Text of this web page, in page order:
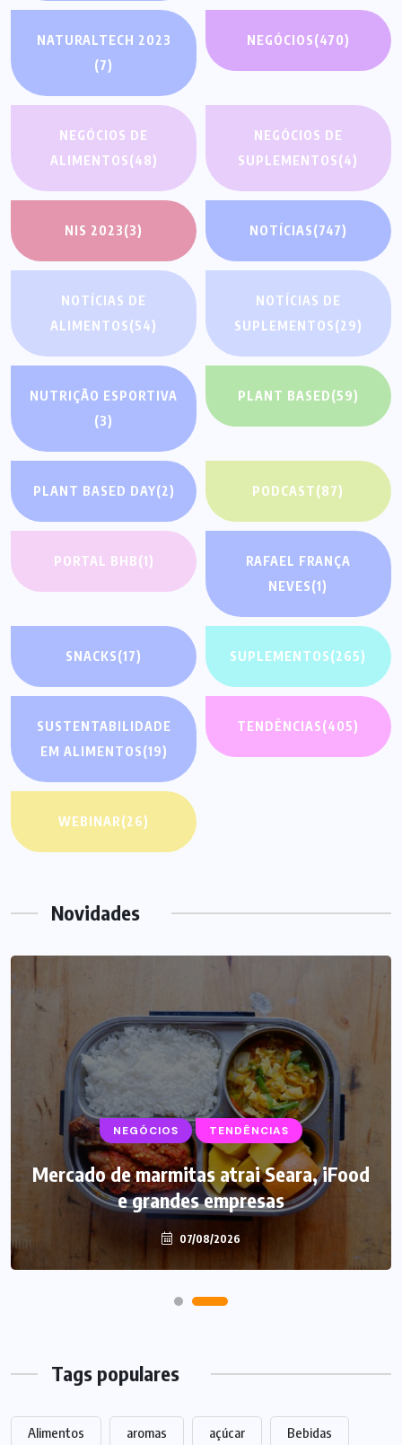
NATURALTECH 2023
(7)
NEGÓCIOS(470)
NEGÓCIOS DE
ALIMENTOS(48)
NEGÓCIOS DE
SUPLEMENTOS(4)
NIS 2023(3) NOTÍCIAS(747)
NOTÍCIAS DE
ALIMENTOS(54)
NOTÍCIAS DE
SUPLEMENTOS(29)
NUTRIÇÃO ESPORTIVA
(3)
PLANT BASED(59)
PLANT BASED DAY(2) PODCAST(87)
PORTAL BHB(1)
RAFAEL FRANÇA
NEVES(1)
SNACKS(17) SUPLEMENTOS(265)
SUSTENTABILIDADE
EM ALIMENTOS(19)
TENDÊNCIAS(405)
WEBINAR(26)
Novidades
NEGÓCIOS TENDÊNCIAS
Mercado de marmitas atrai Seara, iFood
e grandes empresas
07/08/2026
SUPLEMENTOS
Caffeine Army lança campanha para o
Dia dos Pais
07/08/2026
Tags populares
Alimentos aromas açúcar Bebidas